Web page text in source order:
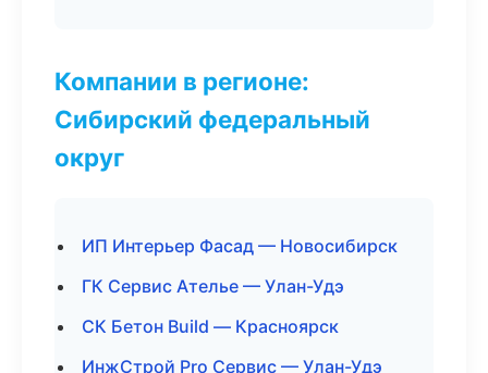
Компании в регионе:
Сибирский федеральный
округ
ИП Интерьер Фасад — Новосибирск
ГК Сервис Ателье — Улан-Удэ
СК Бетон Build — Красноярск
ИнжСтрой Pro Сервис — Улан-Удэ